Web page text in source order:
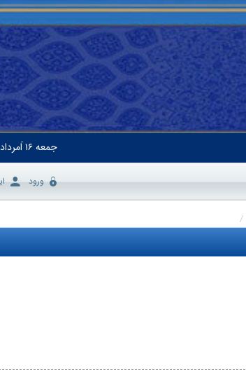
جمعه۱۶ اَمرداد ۱۴۰۵
ورود